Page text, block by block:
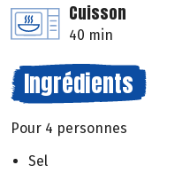
Cuisson
40 min
Ingrédients
Pour 4 personnes
Sel